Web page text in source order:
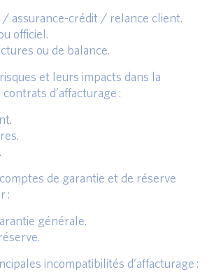
/ assurance-crédit / relance client.
officiel.
ou de balance.
et leurs impacts dans la
d’affacturage :
de garantie et de réserve
:
générale.
incompatibilités d’affacturage :